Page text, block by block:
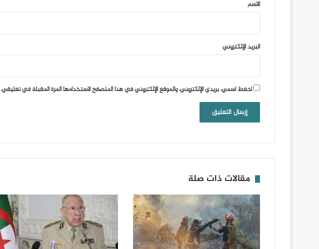
الاسم
البريد الإلكتروني
احفظ اسمي، بريدي الإلكتروني، والموقع الإلكتروني في هذا المتصفح لاستخدامها المرة المقبلة في تعليقي.
مقالات ذات صلة